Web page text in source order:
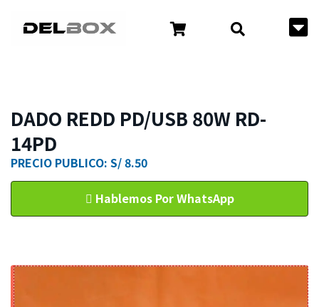
DADO REDD PD/USB 80W RD-
14PD
PRECIO PUBLICO: S/ 8.50
Hablemos Por WhatsApp